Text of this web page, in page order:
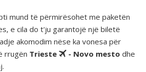
mund të përmirësohet me paketën
e cila do t'ju garantojë një biletë
akomodim nëse ka vonesa për
rrugën Trieste - Novo mesto dhe